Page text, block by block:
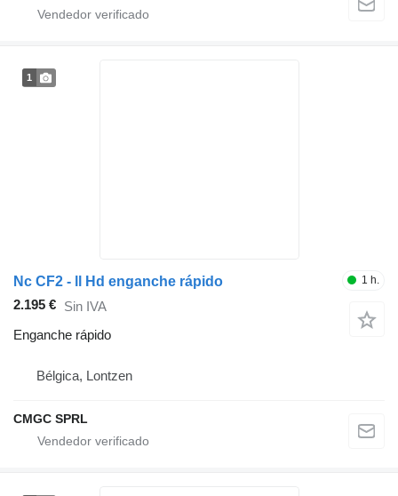
1
Nc CF2 - ll Hd enganche rápido 1 h.
2.195 € Sin IVA
Enganche rápido
Bélgica, Lontzen
CMGC SPRL